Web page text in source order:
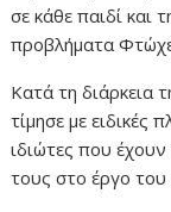
σε κάθε παιδί και
προβλήματα
Κατά τη διάρκεια
τίμησε με ειδικές
ιδιώτες που έχουν
τους στο έργο του